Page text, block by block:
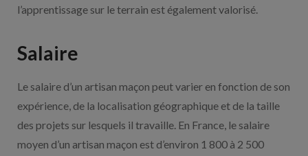
l’apprentissage sur le terrain est également valorisé.
Salaire
Le salaire d’un artisan maçon peut varier en fonction de son
expérience, de la localisation géographique et de la taille
des projets sur lesquels il travaille. En France, le salaire
moyen d’un artisan maçon est d’environ 1 800 à 2 500